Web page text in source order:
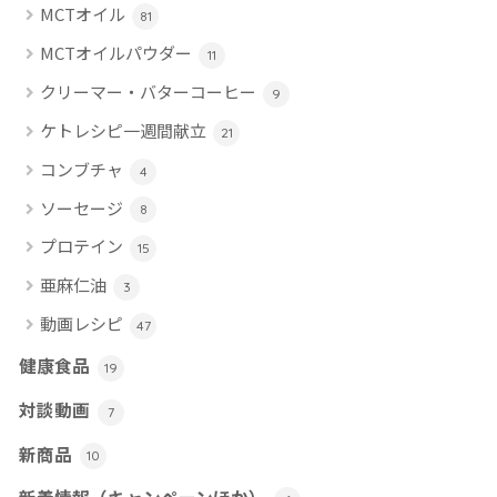
MCTオイル 81
MCTオイルパウダー 11
クリーマー・バターコーヒー 9
ケトレシピ一週間献立 21
コンブチャ 4
ソーセージ 8
プロテイン 15
亜麻仁油 3
動画レシピ 47
健康食品 19
対談動画 7
新商品 10